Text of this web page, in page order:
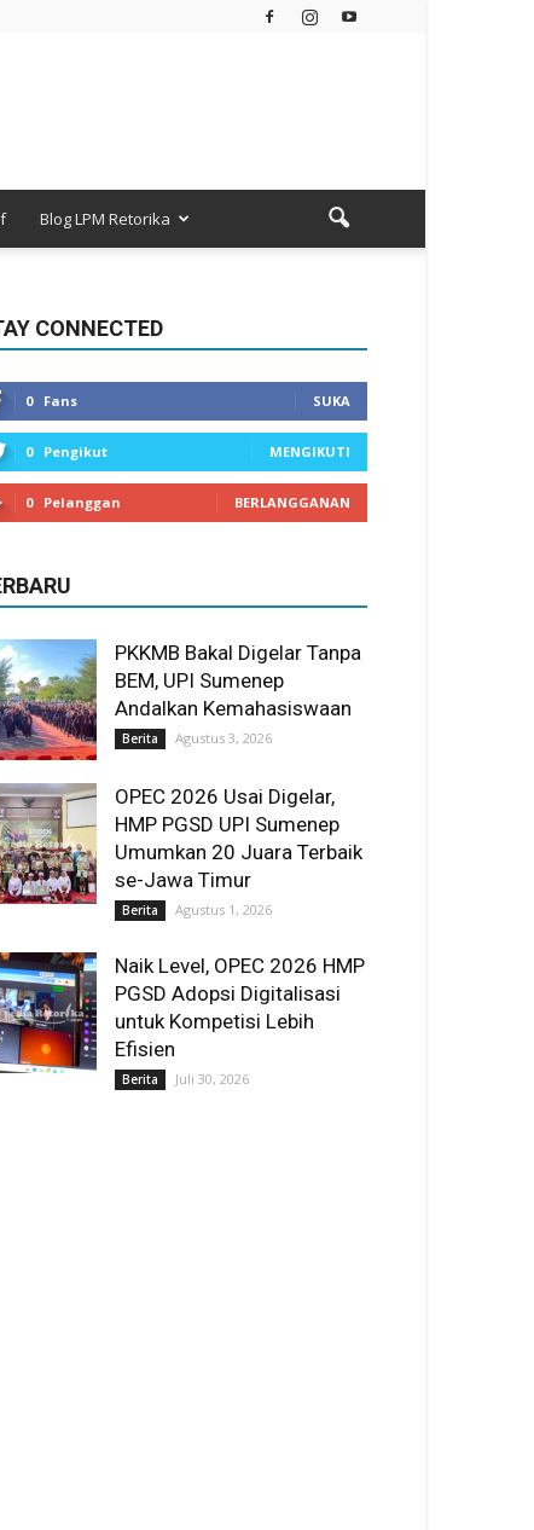
Blog LPM Retorika
CONNECTED
0 Fans SUKA
0 Pengikut MENGIKUTI
0 Pelanggan BERLANGGANAN
PKKMB Bakal Digelar Tanpa
BEM, UPI Sumenep
Andalkan Kemahasiswaan
Berita Agustus 3, 2026
OPEC 2026 Usai Digelar,
HMP PGSD UPI Sumenep
Umumkan 20 Juara Terbaik
se-Jawa Timur
Berita Agustus 1, 2026
Naik Level, OPEC 2026 HMP
PGSD Adopsi Digitalisasi
untuk Kompetisi Lebih
Efisien
Berita Juli 30, 2026